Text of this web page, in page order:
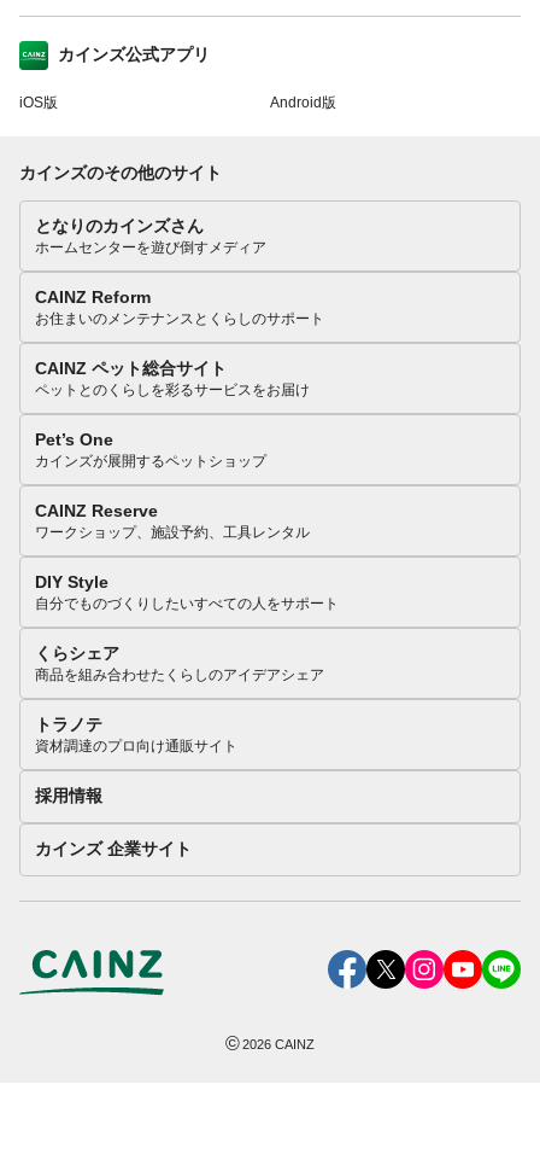
カインズ公式アプリ
iOS版 Android版
カインズのその他のサイト
となりのカインズさん
ホームセンターを遊び倒すメディア
CAINZ Reform
お住まいのメンテナンスとくらしのサポート
CAINZ ペット総合サイト
ペットとのくらしを彩るサービスをお届け
Pet’s One
カインズが展開するペットショップ
CAINZ Reserve
ワークショップ、施設予約、工具レンタル
DIY Style
自分でものづくりしたいすべての人をサポート
くらシェア
商品を組み合わせたくらしのアイデアシェア
トラノテ
資材調達のプロ向け通販サイト
採用情報
カインズ 企業サイト
©2026 CAINZ